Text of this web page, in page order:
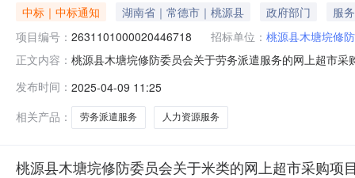
中标｜中标通知 湖南省｜常德市｜桃源县 政府部门
服务
项目编号： 2631101000020446718 招标单位： 桃源县木塘垸修
正文内容： 桃源县木塘垸修防委员会关于劳务派遣服务的网上超市
政区划名称:湖南省常德市桃源县报价起止时间:-二、采
发布时间： 2025-04-09 11:25
相关产品：
劳务派遣服务 人力资源服务
桃源县木塘垸修防委员会关于米类的网上超市采购项